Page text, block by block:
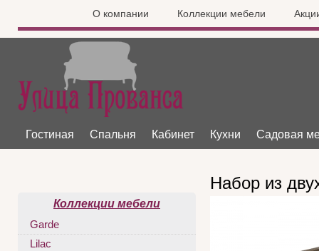
О компании Коллекции мебели
Гостиная Спальня Кабинет Кухни Садовая
Набор из
Коллекции мебели
Garde
Lilac